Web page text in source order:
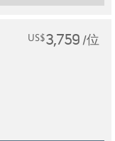
US$3,759 /位